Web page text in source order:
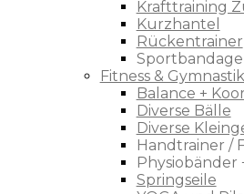
Krafttraining
Kurzhantel
Rückentrainer
Fitness & Gymnastik
Balance +
Diverse Bälle
Diverse
Handtrainer /
Physiobänder
Springseile